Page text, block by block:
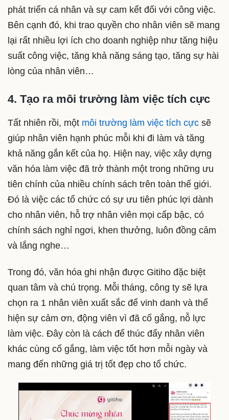
phát triển cá nhân và sự cam kết đối với công việc.
Bên cạnh đó, khi trao quyền cho nhân viên sẽ mang
lại rất nhiều lợi ích cho doanh nghiệp như tăng hiệu
suất công việc, tăng khả năng sáng tạo, tăng sự hài
lòng của nhân viên…
4. Tạo ra môi trường làm việc tích cực
Tất nhiên rồi, một môi trường làm việc tích cực sẽ
giúp nhân viên hạnh phúc mỗi khi đi làm và tăng
khả năng gắn kết của họ. Hiện nay, việc xây dựng
văn hóa làm việc đã trở thành một trong những ưu
tiên chính của nhiều chính sách trên toàn thế giới.
Đó là việc các tổ chức có sự ưu tiên phúc lợi dành
cho nhân viên, hỗ trợ nhân viên mọi cấp bậc, có
chính sách nghỉ ngơi, khen thưởng, luôn đồng cảm
và lắng nghe…
Trong đó, văn hóa ghi nhận được Gitiho đặc biệt
quan tâm và chú trọng. Mỗi tháng, công ty sẽ lựa
chọn ra 1 nhân viên xuất sắc để vinh danh và thể
hiện sự cảm ơn, động viên vì đã cố gắng, nỗ lực
làm việc. Đây còn là cách để thúc đẩy nhân viên
khác cùng cố gắng, làm việc tốt hơn mỗi ngày và
mang đến những giá trị tốt đẹp cho tổ chức.